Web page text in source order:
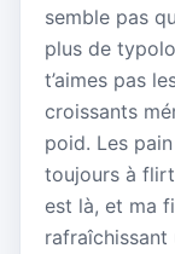
semble pas
plus de
t’aimes pas
croissants
poid. Les
toujours à
est là, et ma
rafraîchissant